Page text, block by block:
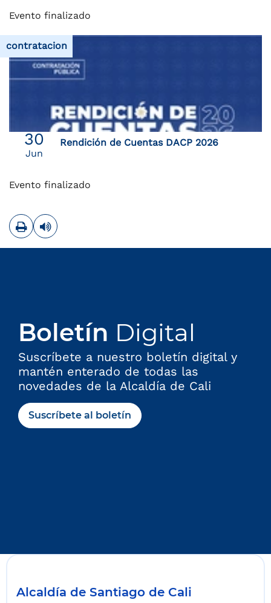
Evento finalizado
contratacion
30
Jun
Rendición de Cuentas DACP 2026
Evento finalizado
ImprimirLeer contenido
Boletín Digital
Suscríbete a nuestro boletín digital y
mantén enterado de todas las
novedades de la Alcaldía de Cali
Suscríbete al boletín
Alcaldía de Santiago de Cali